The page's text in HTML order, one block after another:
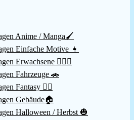
Anime / Manga🖌️
Einfache Motive 👧
Erwachsene 👱🏻‍♀️
Fahrzeuge 🚗
Fantasy 🧚‍♀️
Gebäude🏠
Halloween / Herbst 🎃